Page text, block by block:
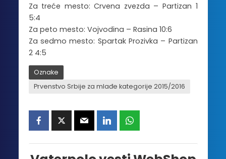
Za treće mesto: Crvena zvezda – Partizan 1
5:4
Za peto mesto: Vojvodina – Rasina 10:6
Za sedmo mesto: Spartak Prozivka – Partizan
2 4:5
Oznake
Prvenstvo Srbije za mlađe kategorije 2015/2016